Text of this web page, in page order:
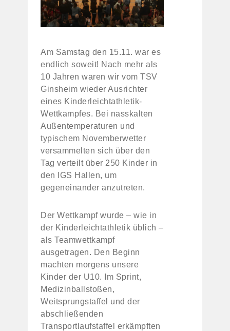
Am Samstag den 15.11. war es
endlich soweit! Nach mehr als
10 Jahren waren wir vom TSV
Ginsheim wieder Ausrichter
eines Kinderleichtathletik-
Wettkampfes. Bei nasskalten
Außentemperaturen und
typischem Novemberwetter
versammelten sich über den
Tag verteilt über 250 Kinder in
den IGS Hallen, um
gegeneinander anzutreten.
Der Wettkampf wurde – wie in
der Kinderleichtathletik üblich –
als Teamwettkampf
ausgetragen. Den Beginn
machten morgens unsere
Kinder der U10. Im Sprint,
Medizinballstoßen,
Weitsprungstaffel und der
abschließenden
Transportlaufstaffel erkämpften